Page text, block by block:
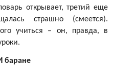
открывает, третий еще
страшно (смеется).
учиться – он, правда, в
баране